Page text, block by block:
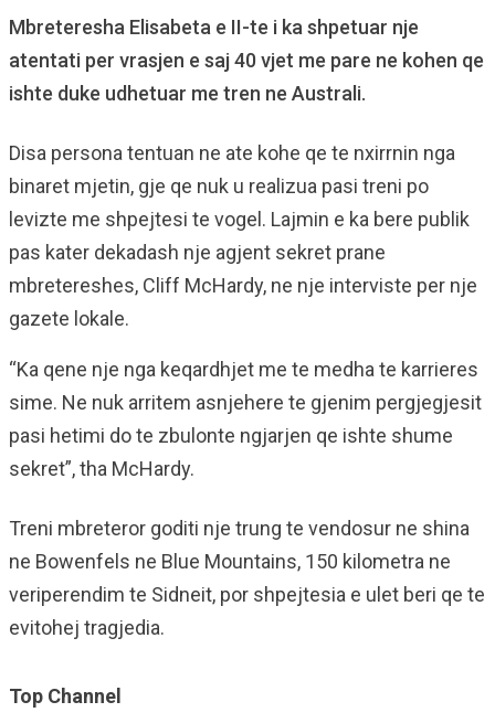
Mbreteresha Elisabeta e II-te i ka shpetuar nje
atentati per vrasjen e saj 40 vjet me pare ne kohen qe
ishte duke udhetuar me tren ne Australi.
Disa persona tentuan ne ate kohe qe te nxirrnin nga
binaret mjetin, gje qe nuk u realizua pasi treni po
levizte me shpejtesi te vogel. Lajmin e ka bere publik
pas kater dekadash nje agjent sekret prane
mbretereshes, Cliff McHardy, ne nje interviste per nje
gazete lokale.
“Ka qene nje nga keqardhjet me te medha te karrieres
sime. Ne nuk arritem asnjehere te gjenim pergjegjesit
pasi hetimi do te zbulonte ngjarjen qe ishte shume
sekret”, tha McHardy.
Treni mbreteror goditi nje trung te vendosur ne shina
ne Bowenfels ne Blue Mountains, 150 kilometra ne
veriperendim te Sidneit, por shpejtesia e ulet beri qe te
evitohej tragjedia.
Top Channel